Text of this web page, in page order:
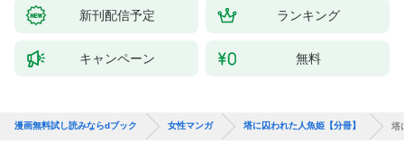
新刊配信予定 ランキング
キャンペーン 無料
漫画無料試し読みならdブック 女性マンガ 塔に囚われた人魚姫【分冊】 塔